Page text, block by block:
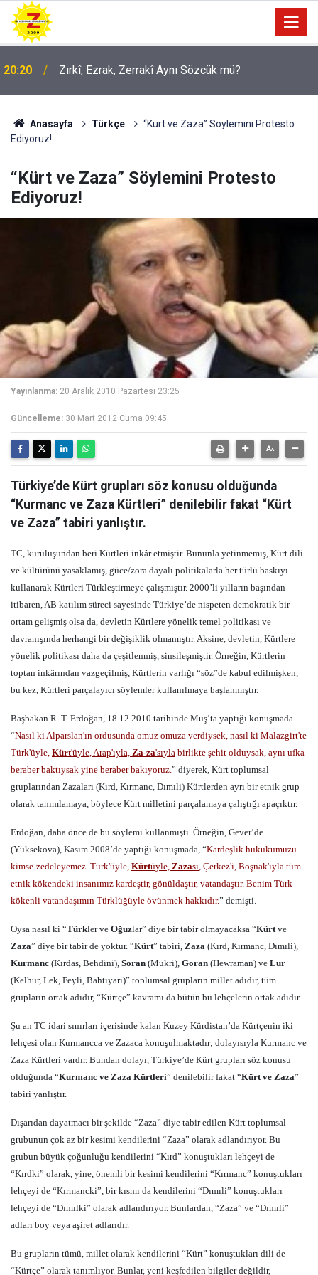
20:20 Zırkî, Ezrak, Zerrakî Aynı Sözcük mü?
Anasayfa Türkçe
“Kürt ve Zaza” Söylemini Protesto
Ediyoruz!
“Kürt ve Zaza” Söylemini Protesto
Ediyoruz!
Yayınlanma: 20 Aralık 2010 Pazartesi 23:25
Güncelleme: 30 Mart 2012 Cuma 09:45
Türkiye’de Kürt grupları söz konusu olduğunda
“Kurmanc ve Zaza Kürtleri” denilebilir fakat “Kürt
ve Zaza” tabiri yanlıştır.
TC, kuruluşundan beri Kürtleri inkâr etmiştir. Bununla yetinmemiş, Kürt dili
ve kültürünü yasaklamış, güce/zora dayalı politikalarla her türlü baskıyı
kullanarak Kürtleri Türkleştirmeye çalışmıştır. 2000’li yılların başından
itibaren, AB katılım süreci sayesinde Türkiye’de nispeten demokratik bir
ortam gelişmiş olsa da, devletin Kürtlere yönelik temel politikası ve
davranışında herhangi bir değişiklik olmamıştır. Aksine, devletin, Kürtlere
yönelik politikası daha da çeşitlenmiş, sinsileşmiştir. Örneğin, Kürtlerin
toptan inkârından vazgeçilmiş, Kürtlerin varlığı “söz”de kabul edilmişken,
bu kez, Kürtleri parçalayıcı söylemler kullanılmaya başlanmıştır.
Başbakan R. T. Erdoğan, 18.12.2010 tarihinde Muş’ta yaptığı konuşmada
“Nasıl ki Alparslan'ın ordusunda omuz omuza verdiysek, nasıl ki Malazgirt'te
Türk'üyle, Kürt'üyle, Arap'ıyla, Za-za'sıyla birlikte şehit olduysak, aynı ufka
beraber baktıysak yine beraber bakıyoruz.” diyerek, Kürt toplumsal
gruplarından Zazaları (Kırd, Kırmanc, Dımıli) Kürtlerden ayrı bir etnik grup
olarak tanımlamaya, böylece Kürt milletini parçalamaya çalıştığı apaçıktır.
Erdoğan, daha önce de bu söylemi kullanmıştı. Örneğin, Gever’de
(Yüksekova), Kasım 2008’de yaptığı konuşmada, “Kardeşlik hukukumuzu
kimse zedeleyemez. Türk'üyle, Kürtüyle, Zazası, Çerkez'i, Boşnak'ıyla tüm
etnik kökendeki insanımız kardeştir, gönüldaştır, vatandaştır. Benim Türk
kökenli vatandaşımın Türklüğüyle övünmek hakkıdır.” demişti.
Oysa nasıl ki “Türkler ve Oğuzlar” diye bir tabir olmayacaksa “Kürtve
Zaza” diye bir tabir de yoktur. “Kürt” tabiri, Zaza (Kırd, Kırmanc, Dımıli),
Kurmanc (Kırdas, Behdini), Soran (Mukri), Goran (Hewraman) ve Lur
(Kelhur, Lek, Feyli, Bahtiyari)” toplumsal grupların millet adıdır, tüm
grupların ortak adıdır, “Kürtçe” kavramı da bütün bu lehçelerin ortak adıdır.
Şu an TC idari sınırları içerisinde kalan Kuzey Kürdistan’da Kürtçenin iki
lehçesi olan Kurmancca ve Zazaca konuşulmaktadır; dolayısıyla Kurmanc ve
Zaza Kürtleri vardır. Bundan dolayı, Türkiye’de Kürt grupları söz konusu
olduğunda “Kurmanc ve Zaza Kürtleri” denilebilir fakat “Kürt ve Zaza”
tabiri yanlıştır.
Dışarıdan dayatmacı bir şekilde “Zaza” diye tabir edilen Kürt toplumsal
grubunun çok az bir kesimi kendilerini “Zaza” olarak adlandırıyor. Bu
grubun büyük çoğunluğu kendilerini “Kırd” konuştukları lehçeyi de
“Kırdki” olarak, yine, önemli bir kesimi kendilerini “Kırmanc” konuştukları
lehçeyi de “Kırmancki”, bir kısmı da kendilerini “Dımıli” konuştukları
lehçeyi de “Dımılki” olarak adlandırıyor. Bunlardan, “Zaza” ve “Dımıli”
adları boy veya aşiret adlarıdır.
Bu grupların tümü, millet olarak kendilerini “Kürt” konuştukları dili de
“Kürtçe” olarak tanımlıyor. Bunlar, yeni keşfedilen bilgiler değildir,